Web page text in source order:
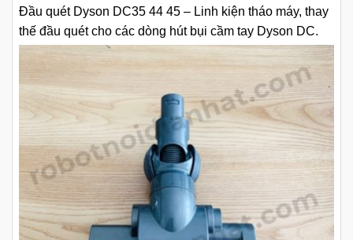
Đầu quét Dyson DC35 44 45 – Linh kiện tháo máy, thay
thế đầu quét cho các dòng hút bụi cầm tay Dyson DC.